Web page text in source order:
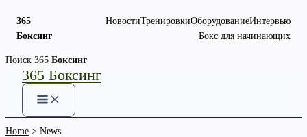
365
Боксинг
НовостиТренировкиОборудованиеИнтервью
Бокс для начинающих
Skip
content
Поиск 365 Боксинг
365 Боксинг
Home News